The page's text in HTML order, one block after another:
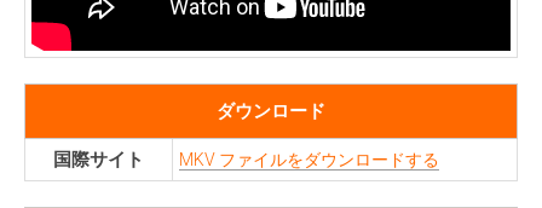
ダウンロード
国際サイト MKV ファイルをダウンロードする